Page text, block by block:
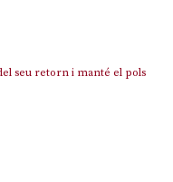
seu retorn i manté el pols